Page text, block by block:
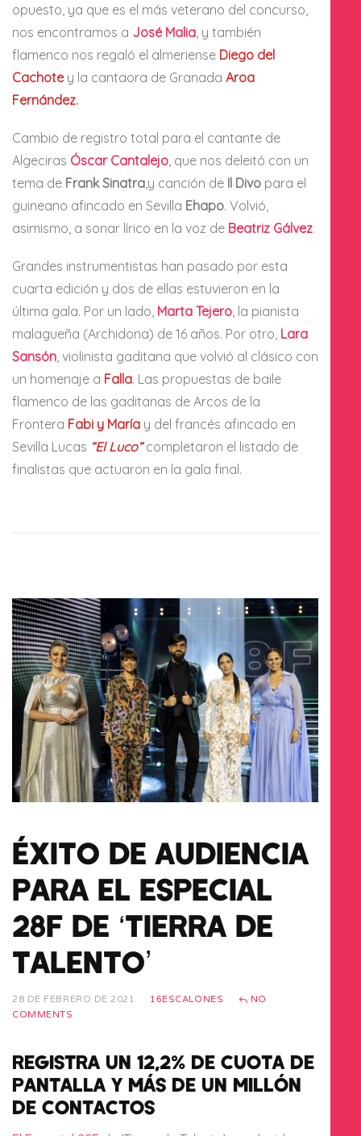
opuesto, ya que es el más veterano del concurso,
nos encontramos a José Malia , y también
flamenco nos regaló el almeriense Diego del
Cachote y la cantaora de Granada Aroa
Fernández.
Cambio de registro total para el cantante de
Algeciras Óscar Cantalejo , que nos deleitó con un
tema de Frank Sinatra ,y canción de Il Divo para el
guineano afincado en Sevilla Ehapo. Volvió,
asimismo, a sonar lírico en la voz de Beatriz Gálvez.
Grandes instrumentistas han pasado por esta
cuarta edición y dos de ellas estuvieron en la
última gala. Por un lado, Marta Tejero , la pianista
malagueña (Archidona) de 16 años. Por otro, Lara
Sansón , violinista gaditana que volvió al clásico con
un homenaje a Falla. Las propuestas de baile
flamenco de las gaditanas de Arcos de la
Frontera Fabi y María y del francés afincado en
Sevilla Lucas “El Luco”completaron el listado de
finalistas que actuaron en la gala final.
ÉXITO DE AUDIENCIA
PARA EL ESPECIAL
28F DE ‘TIERRA DE
TALENTO’
28 DE FEBRERO DE 2021 16ESCALONES
NO
COMMENTS
REGISTRA UN 12,2% DE CUOTA DE
PANTALLA Y MÁS DE UN MILLÓN
DE CONTACTOS